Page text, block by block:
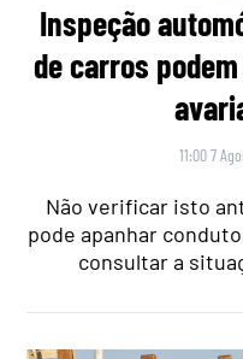
Inspeção
de carros
11:00 7
Não verificar isto
pode apanhar
consultar a